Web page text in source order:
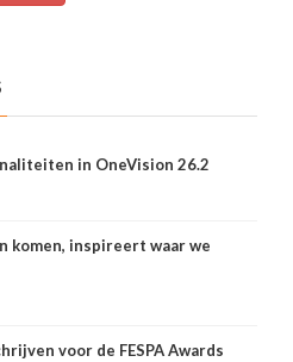
in OneVision 26.2
komen, inspireert waar we
voor de FESPA Awards